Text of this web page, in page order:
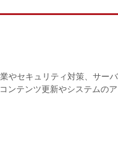
セキュリティ対策、サー
ンテンツ更新やシステムの